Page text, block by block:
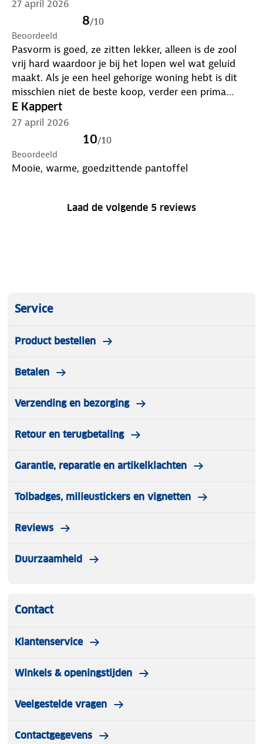
27 april 2026
8/10
Beoordeeld
Pasvorm is goed, ze zitten lekker, alleen is de zool
vrij hard waardoor je bij het lopen wel wat geluid
maakt. Als je een heel gehorige woning hebt is dit
misschien niet de beste koop, verder een prima
product.
E Kappert
27 april 2026
10/10
Beoordeeld
Mooie, warme, goedzittende pantoffel
Laad de volgende 5 reviews
Service
Product bestellen
Betalen
Verzending en bezorging
Retour en terugbetaling
Garantie, reparatie en artikelklachten
Tolbadges, milieustickers en vignetten
Reviews
Duurzaamheid
Contact
Klantenservice
Winkels & openingstijden
Veelgestelde vragen
Contactgegevens